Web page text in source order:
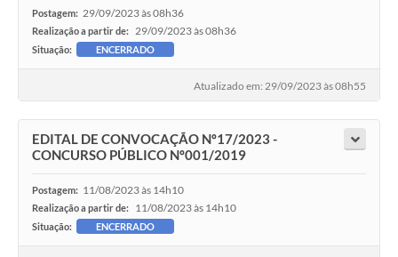
Postagem: 29/09/2023 às 08h36
Realização a partir de: 29/09/2023 às 08h36
Situação: ENCERRADO
Atualizado em: 29/09/2023 às 08h55
EDITAL DE CONVOCAÇÃO Nº17/2023 -
CONCURSO PÚBLICO Nº001/2019
Postagem: 11/08/2023 às 14h10
Realização a partir de: 11/08/2023 às 14h10
Situação: ENCERRADO